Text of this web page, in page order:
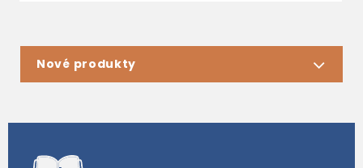
Nové produkty